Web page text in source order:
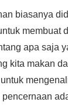
biasanya
membuat
apa saja
kita makan